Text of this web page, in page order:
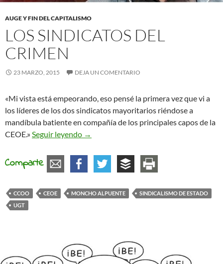
AUGE Y FIN DEL CAPITALISMO
LOS SINDICATOS DEL
CRIMEN
23 MARZO, 2015 DEJA UN COMENTARIO
«Mi vista está empeorando, eso pensé la primera vez que vi a
los líderes de los dos sindicatos mayoritarios riéndose a
mandíbula batiente en compañía de los principales capos de la
CEOE.»Seguir leyendo Los sindicatos del crimen
→
Comparte
CCOO CEOE MONCHO ALPUENTE
SINDICALISMO DE ESTADO
UGT